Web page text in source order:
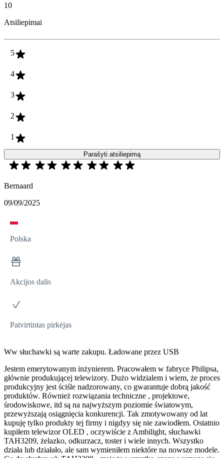
10
Atsiliepimai
5
4
3
2
1
Parašyti atsiliepimą
Bernaard
09/09/2025
Polska
Akcijos dalis
Patvirtintas pirkėjas
Ww słuchawki są warte zakupu. Ładowane przez USB
Jestem emerytowanym inżynierem. Pracowałem w fabryce Philipsa,
głównie produkującej telewizory. Dużo widzialem i wiem, że proces
produkcyjny jest ściśle nadzorowany, co gwarantuje dobrą jakość
produktów. Również rozwiązania techniczne , projektowe,
środowiskowe, itd są na najwyższym poziomie światowym,
przewyższają osiągnięcia konkurencji. Tak zmotywowany od lat
kupuję tylko produkty tej firmy i nigdyy się nie zawiodłem. Ostatnio
kupiłem telewizor OLED , oczywiście z Ambilight, słuchawki
TAH3209, żelazko, odkurzacz, toster i wiele innych. Wszystko
działa lub działało, ale sam wymieniłem niektóre na nowsze modele.